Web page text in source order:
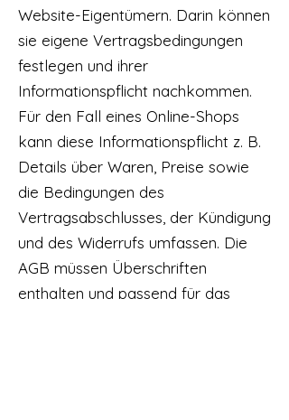
Website-Eigentümern. Darin können
sie eigene Vertragsbedingungen
festlegen und ihrer
Informationspflicht nachkommen.
Für den Fall eines Online-Shops
kann diese Informationspflicht z. B.
Details über Waren, Preise sowie
die Bedingungen des
Vertragsabschlusses, der Kündigung
und des Widerrufs umfassen. Die
AGB müssen Überschriften
enthalten und passend für das